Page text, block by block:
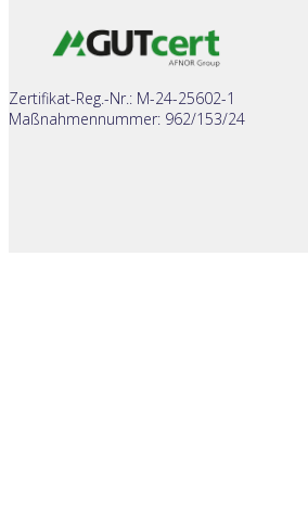
Zertifikat-Reg.-Nr.: M-24-25602-1
Maßnahmennummer: 962/153/24